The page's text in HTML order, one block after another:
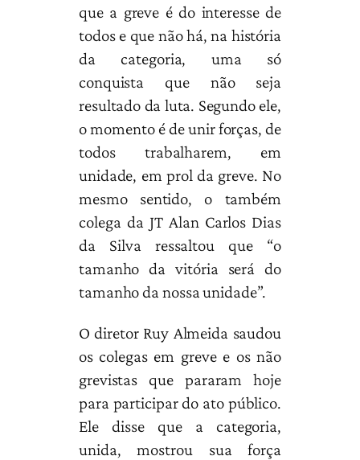
que a greve é do interesse de
todos e que não há, na história
da categoria, uma só
conquista que não seja
resultado da luta. Segundo ele,
o momento é de unir forças, de
todos trabalharem, em
unidade, em prol da greve. No
mesmo sentido, o também
colega da JT Alan Carlos Dias
da Silva ressaltou que “o
tamanho da vitória será do
tamanho da nossa unidade”.
O diretor Ruy Almeida saudou
os colegas em greve e os não
grevistas que pararam hoje
para participar do ato público.
Ele disse que a categoria,
unida, mostrou sua força